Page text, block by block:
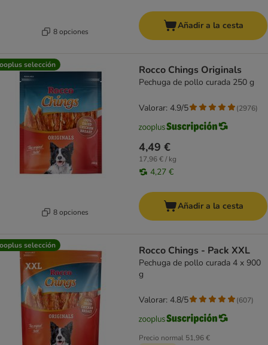
8 opciones
Añadir a la cesta
selección
8 opciones
Rocco Chings Originals
Pechuga de pollo curada 250 g
4,49 €
17,96 € / kg
4,27 €
Valorar: 4.9/5 (2976)
Añadir a la cesta
selección Rocco Chings - Pack XXL
Pechuga de pollo curada 4 x 900
g
Precio normal 51,96 €
Valorar: 4.8/5 (607)